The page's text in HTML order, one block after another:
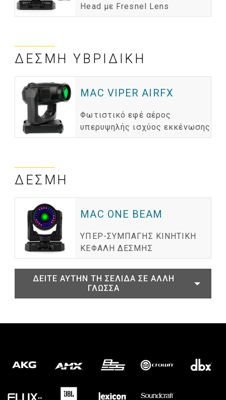
Head με Fresnel Lens
ΔΈΣΜΗ ΥΒΡΙΔΙΚΉ
MAC VIPER AIRFX
Φωτιστικό εφέ αέρος
υπερυψηλής ισχύος εκκένωσης
ΔΈΣΜΗ
MAC ONE BEAM
ΥΠΕΡ-ΣΥΜΠΑΓΗΣ ΚΙΝΗΤΙΚΗ
ΚΕΦΑΛΗ ΔΕΣΜΗΣ
ΔΕΊΤΕ ΑΥΤΉΝ ΤΗ ΣΕΛΊΔΑ ΣΕ ΆΛΛΗ
ΓΛΏΣΣΑ